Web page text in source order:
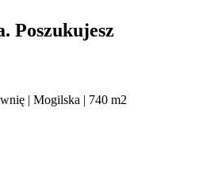
Poszukujesz